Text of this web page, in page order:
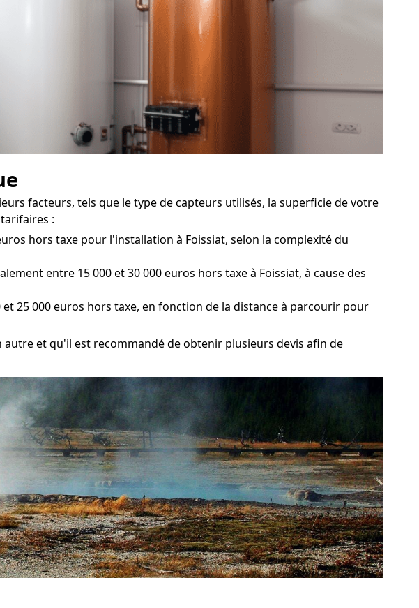
facteurs, tels que le type de capteurs utilisés, la superficie de votre
:
hors taxe pour l'installation à Foissiat, selon la complexité du
entre 15 000 et 30 000 euros hors taxe à Foissiat, à cause des
25 000 euros hors taxe, en fonction de la distance à parcourir pour
et qu'il est recommandé de obtenir plusieurs devis afin de